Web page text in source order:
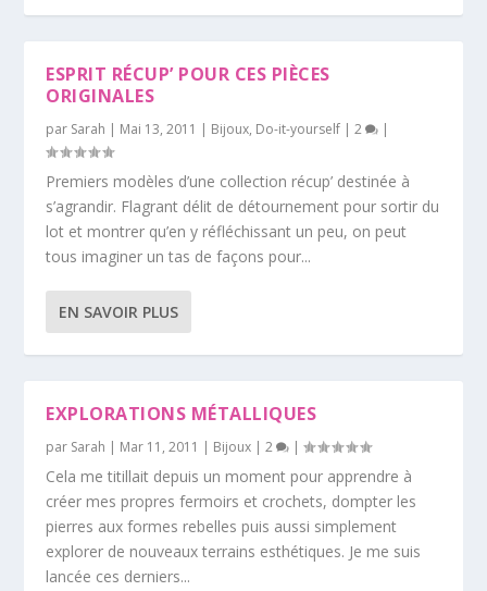
ESPRIT RÉCUP’ POUR CES PIÈCES
ORIGINALES
par Sarah | Mai 13, 2011 | Bijoux, Do-it-yourself |2 |
Premiers modèles d’une collection récup’ destinée à
s’agrandir. Flagrant délit de détournement pour sortir du
lot et montrer qu’en y réfléchissant un peu, on peut
tous imaginer un tas de façons pour...
EN SAVOIR PLUS
EXPLORATIONS MÉTALLIQUES
par Sarah | Mar 11, 2011 | Bijoux |2 |
Cela me titillait depuis un moment pour apprendre à
créer mes propres fermoirs et crochets, dompter les
pierres aux formes rebelles puis aussi simplement
explorer de nouveaux terrains esthétiques. Je me suis
lancée ces derniers...